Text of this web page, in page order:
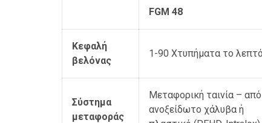
FGM 48
Κεφαλή
βελόνας
1-90 Χτυπήματα το λεπτό
Σύστημα
μεταφοράς
Μεταφορική ταινία – από
ανοξείδωτο χάλυβα ή